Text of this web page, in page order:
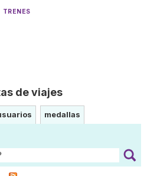
TRENES
de viajes
medallas